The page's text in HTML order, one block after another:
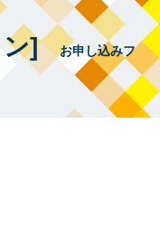
ン] お申し込みフ